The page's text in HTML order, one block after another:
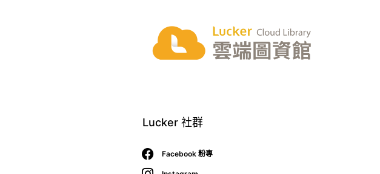
Lucker 社群
Facebook 粉專